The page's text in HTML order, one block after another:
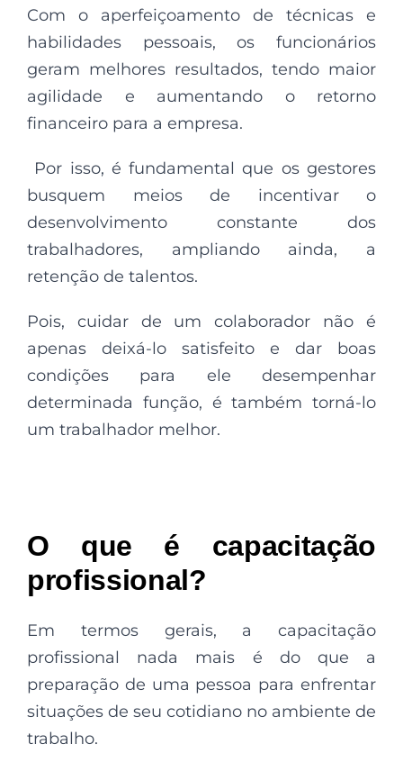
Com o aperfeiçoamento de técnicas e
habilidades pessoais, os funcionários
geram melhores resultados, tendo maior
agilidade e aumentando o retorno
financeiro para a empresa.
Por isso, é fundamental que os gestores
busquem meios de incentivar o
desenvolvimento constante dos
trabalhadores, ampliando ainda, a
retenção de talentos.
Pois, cuidar de um colaborador não é
apenas deixá-lo satisfeito e dar boas
condições para ele desempenhar
determinada função, é também torná-lo
um trabalhador melhor.
O que é capacitação
profissional?
Em termos gerais, a capacitação
profissional nada mais é do que a
preparação de uma pessoa para enfrentar
situações de seu cotidiano no ambiente de
trabalho.